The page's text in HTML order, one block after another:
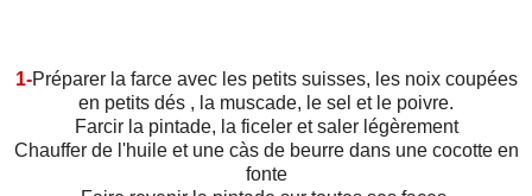
1-Préparer la farce avec les petits suisses, les noix coupées
en petits dés , la muscade, le sel et le poivre.
Farcir la pintade, la ficeler et saler légèrement
Chauffer de l'huile et une càs de beurre dans une cocotte en
fonte